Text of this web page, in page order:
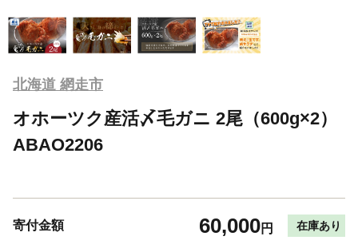
北海道 網走市
オホーツク産活〆毛ガニ 2尾（600g×2）
ABAO2206
寄付金額 60,000円 在庫あり